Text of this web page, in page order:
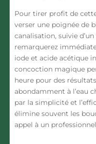
Pour tirer profit de
verser une poignée de
canalisation, suivie
remarquerez
iode et acide acétique
concoction magique
heure pour des
abondamment à l’eau
par la simplicité et
élimine souvent les
appel à un